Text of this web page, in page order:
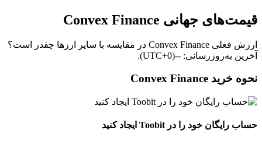
قیمت‌های جهانی Convex Finance
ارزش فعلی Convex Finance در مقایسه با سایر ارزها چقدر است؟
آخرین به‌روزرسانی: --(UTC+0).
نحوه خرید Convex Finance
حساب رایگان خود را در Toobit ایجاد کنید